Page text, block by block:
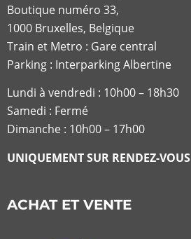
Boutique numéro 33,
1000 Bruxelles, Belgique
Train et Metro : Gare central
Parking : Interparking Albertine
Lundi à vendredi : 10h00 – 18h30
Samedi : Fermé
Dimanche : 10h00 – 17h00
UNIQUEMENT SUR RENDEZ-VOUS
ACHAT ET VENTE